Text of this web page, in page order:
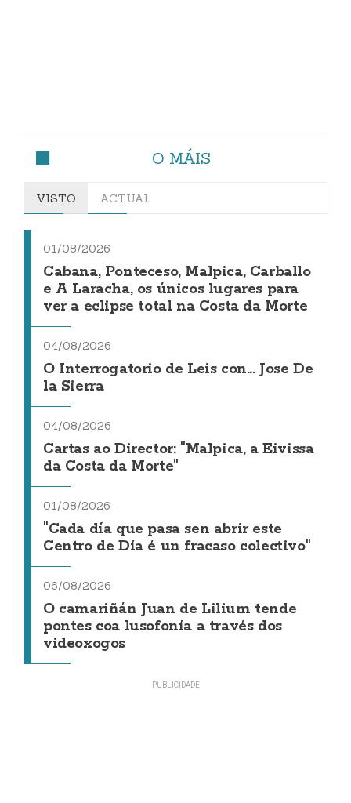
O MÁIS
VISTO ACTUAL
01/08/2026
Cabana, Ponteceso, Malpica, Carballo
e A Laracha, os únicos lugares para
ver a eclipse total na Costa da Morte
04/08/2026
O Interrogatorio de Leis con... Jose De
la Sierra
04/08/2026
Cartas ao Director: "Malpica, a Eivissa
da Costa da Morte"
01/08/2026
"Cada día que pasa sen abrir este
Centro de Día é un fracaso colectivo"
06/08/2026
O camariñán Juan de Lilium tende
pontes coa lusofonía a través dos
videoxogos